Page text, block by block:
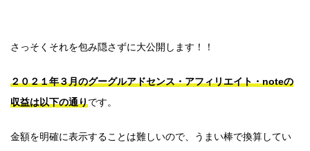
さっそくそれを包み隠さずに大公開します！！
２０２１年３月のグーグルアドセンス・アフィリエイト・noteの
収益は以下の通りです。
金額を明確に表示することは難しいので、うまい棒で換算してい